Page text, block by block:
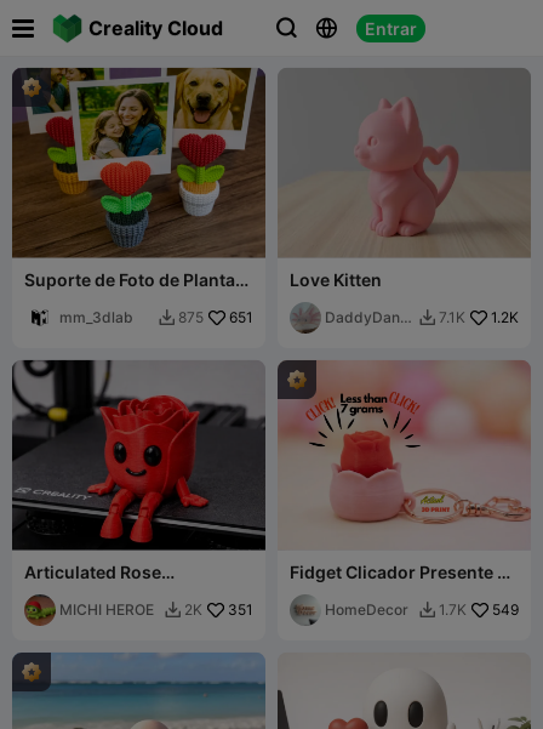
Creality Cloud   Entrar
 
Suporte de Foto de Planta
mm_3dlab  875 651
Love Kitten
DaddyDan8
 7.1K 1.2K
Articulated Rose
(Valentines Day) - ROSA
FLEXYMICHI HEROE  2K 351
Fidget Clicador Presente de
Rosa
HomeDecor  1.7K 549